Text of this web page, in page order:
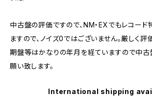
中古盤の評価ですので、NM・EXでもレコード
ますので、ノイズ0ではございません。厳しく
期盤等はかなりの年月を経ていますので中
願い致します。
International shipping